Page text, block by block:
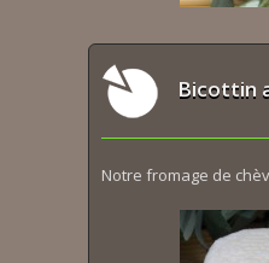
Bicottin
Notre fromage de